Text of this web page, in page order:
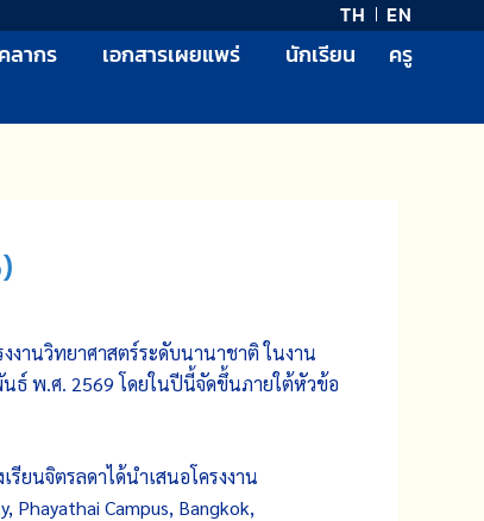
TH EN
ลากร เอกสารเผยแพร่ นักเรียน ครู
งานวิทยาศาสตร์ระดับนานาชาติ ในงาน
นธ์ พ.ศ. 2569 โดยในปีนี้จัดขึ้นภายใต้หัวข้อ
ยนจิตรลดาได้นำเสนอโครงงาน
Phayathai Campus, Bangkok,